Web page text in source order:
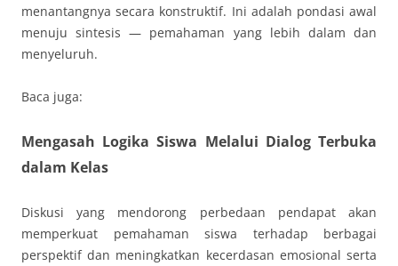
menantangnya secara konstruktif. Ini adalah pondasi awal
menuju sintesis — pemahaman yang lebih dalam dan
menyeluruh.
Baca juga:
Mengasah Logika Siswa Melalui Dialog Terbuka
dalam Kelas
Diskusi yang mendorong perbedaan pendapat akan
memperkuat pemahaman siswa terhadap berbagai
perspektif dan meningkatkan kecerdasan emosional serta